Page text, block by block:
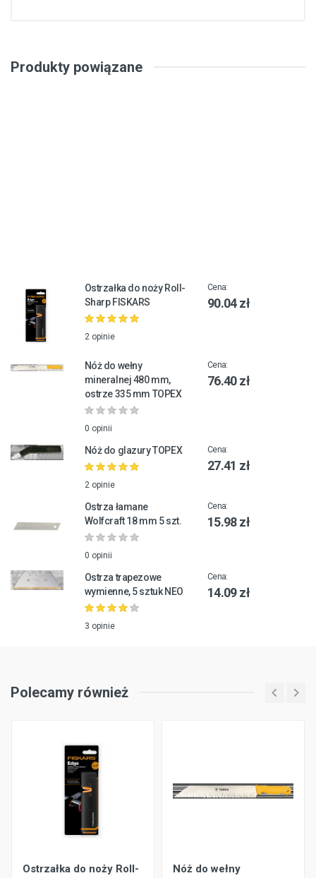
Produkty powiązane
Ostrzałka do noży Roll-
Sharp FISKARS
2 opinie
Cena:
90.04 zł
Nóż do wełny
mineralnej 480 mm,
ostrze 335 mm TOPEX
0 opinii
Cena:
76.40 zł
Nóż do glazury TOPEX
2 opinie
Cena:
27.41 zł
Ostrza łamane
Wolfcraft 18 mm 5 szt.
0 opinii
Cena:
15.98 zł
Ostrza trapezowe
wymienne, 5 sztuk NEO
3 opinie
Cena:
14.09 zł
Polecamy również
Ostrzałka do noży Roll-
Nóż do wełny